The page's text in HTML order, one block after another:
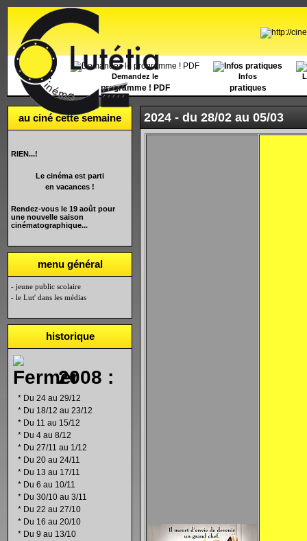
Accueil Demandez le
programme ! PDF
Infos
pratiques
au ciné cette semaine
RIEN...!
Le cinéma est parti
en vacances !
Rendez-vous le 19 août pour
une nouvelle saison
cinématographique...
menu général
- jeune public scolaire
- le Lut' dans les médias
historique
2008 :
* Du 24 au 29/12
* Du 18/12 au 23/12
* Du 11 au 15/12
* Du 4 au 8/12
* Du 27/11 au 1/12
* Du 20 au 24/11
* Du 13 au 17/11
* Du 6 au 10/11
* Du 30/10 au 3/11
* Du 22 au 27/10
* Du 16 au 20/10
* Du 9 au 13/10
2024 - du 28/02 au 05/03